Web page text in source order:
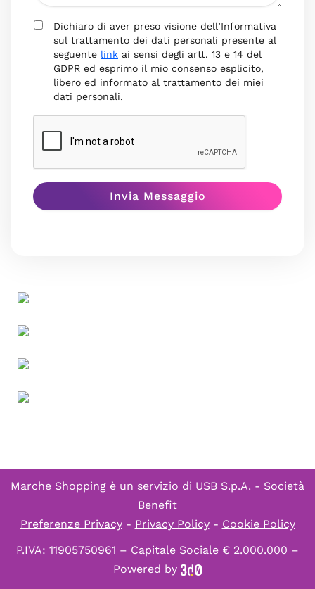
Dichiaro di aver preso visione dell’Informativa
sul trattamento dei dati personali presente al
seguente link ai sensi degli artt. 13 e 14 del
GDPR ed esprimo il mio consenso esplicito,
libero ed informato al trattamento dei miei
dati personali.
Marche Shopping è un servizio di USB S.p.A. - Società
Benefit
Preferenze Privacy- Privacy Policy- Cookie Policy
P.IVA: 11905750961 – Capitale Sociale € 2.000.000 –
Powered by